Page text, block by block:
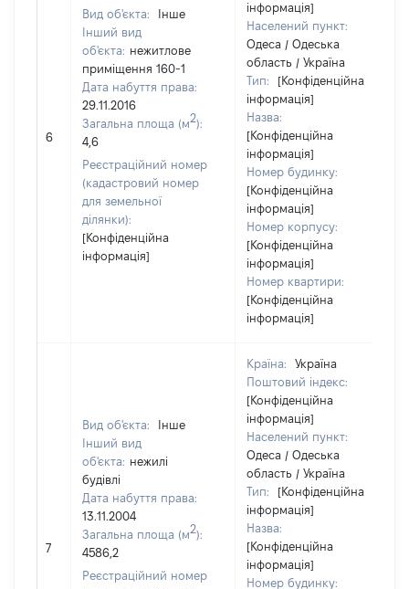
6
Вид об'єкта:
Інше
Інший вид
об'єкта: нежитлове
приміщення 160-1
Дата набуття права:
29.11.2016
Загальна площа (м2):
4,6
Реєстраційний номер
(кадастровий номер
для земельної
ділянки):
[Конфіденційна
інформація]
інформація]
Населений пункт:
Одеса / Одеська
область / Україна
Тип:
[Конфіденційна
інформація]
Назва:
[Конфіденційна
інформація]
Номер будинку:
[Конфіденційна
інформація]
Номер корпусу:
[Конфіденційна
інформація]
Номер квартири:
[Конфіденційна
інформація]
7
Вид об'єкта:
Інше
Інший вид
об'єкта: нежилі
будівлі
Дата набуття права:
13.11.2004
Загальна площа (м2):
4586,2
Реєстраційний номер
Країна:
Україна
Поштовий індекс:
[Конфіденційна
інформація]
Населений пункт:
Одеса / Одеська
область / Україна
Тип:
[Конфіденційна
інформація]
Назва:
[Конфіденційна
інформація]
Номер будинку: